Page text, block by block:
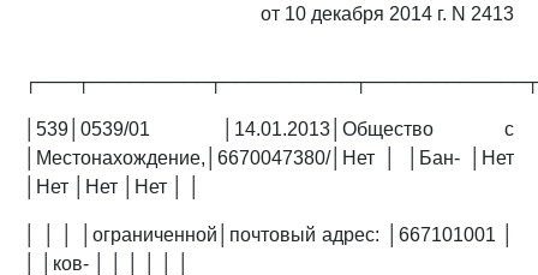
от 10 декабря 2014 г. N 2413
│539│0539/01 │14.01.2013│Общество с
│Местонахождение,│6670047380/│Нет │ │Бан- │Нет
│Нет │Нет │Нет │ │
│ │ │ │ограниченной│почтовый адрес: │667101001 │
│ │ков- │ │ │ │ │ │